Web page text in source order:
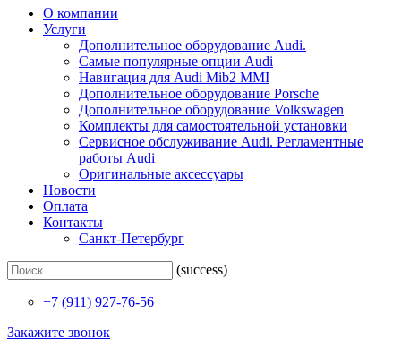
О компании
Услуги
Дополнительное оборудование Audi.
Самые популярные опции Audi
Навигация для Audi Mib2 MMI
Дополнительное оборудование Porsche
Дополнительное оборудование Volkswagen
Комплекты для самостоятельной установки
Сервисное обслуживание Audi. Регламентные
работы Audi
Оригинальные аксессуары
Новости
Оплата
Контакты
Санкт-Петербург
(success)
+7 (911) 927-76-56
Закажите звонок